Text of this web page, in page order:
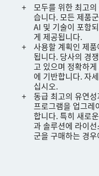
모두를 위한 최고
습니다. 모든 제품
AI 및 기술이 포함
게 제공됩니다.
사용할 계획인 제
됩니다. 당사의 경
고 있으며 정확하
에 기반합니다. 자
십시오.
동급 최고의 유연
프로그램을 업그레
합니다. 특히 새로
과 솔루션에 라이
군을 구매하는 경